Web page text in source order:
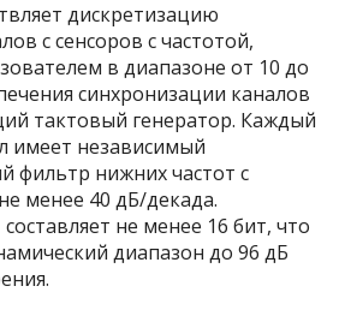
дискретизацию
с сенсоров с частотой,
в диапазоне от 10 до
синхронизации каналов
тактовый генератор. Каждый
имеет независимый
фильтр нижних частот с
менее 40 дБ/декада.
не менее 16 бит, что
диапазон до 96 дБ